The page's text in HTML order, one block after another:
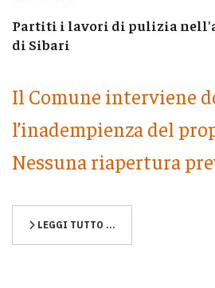
Partiti i lavori di pulizia
di Sibari
Il Comune interviene
l’inadempienza del
Nessuna riapertura
LEGGI TUTTO …